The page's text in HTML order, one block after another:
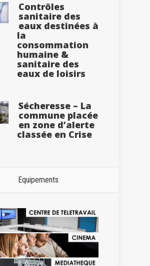
Contrôles
sanitaire des
eaux destinées à
la
consommation
humaine &
sanitaire des
eaux de loisirs
Sécheresse – La
commune placée
en zone d’alerte
classée en Crise
Equipements